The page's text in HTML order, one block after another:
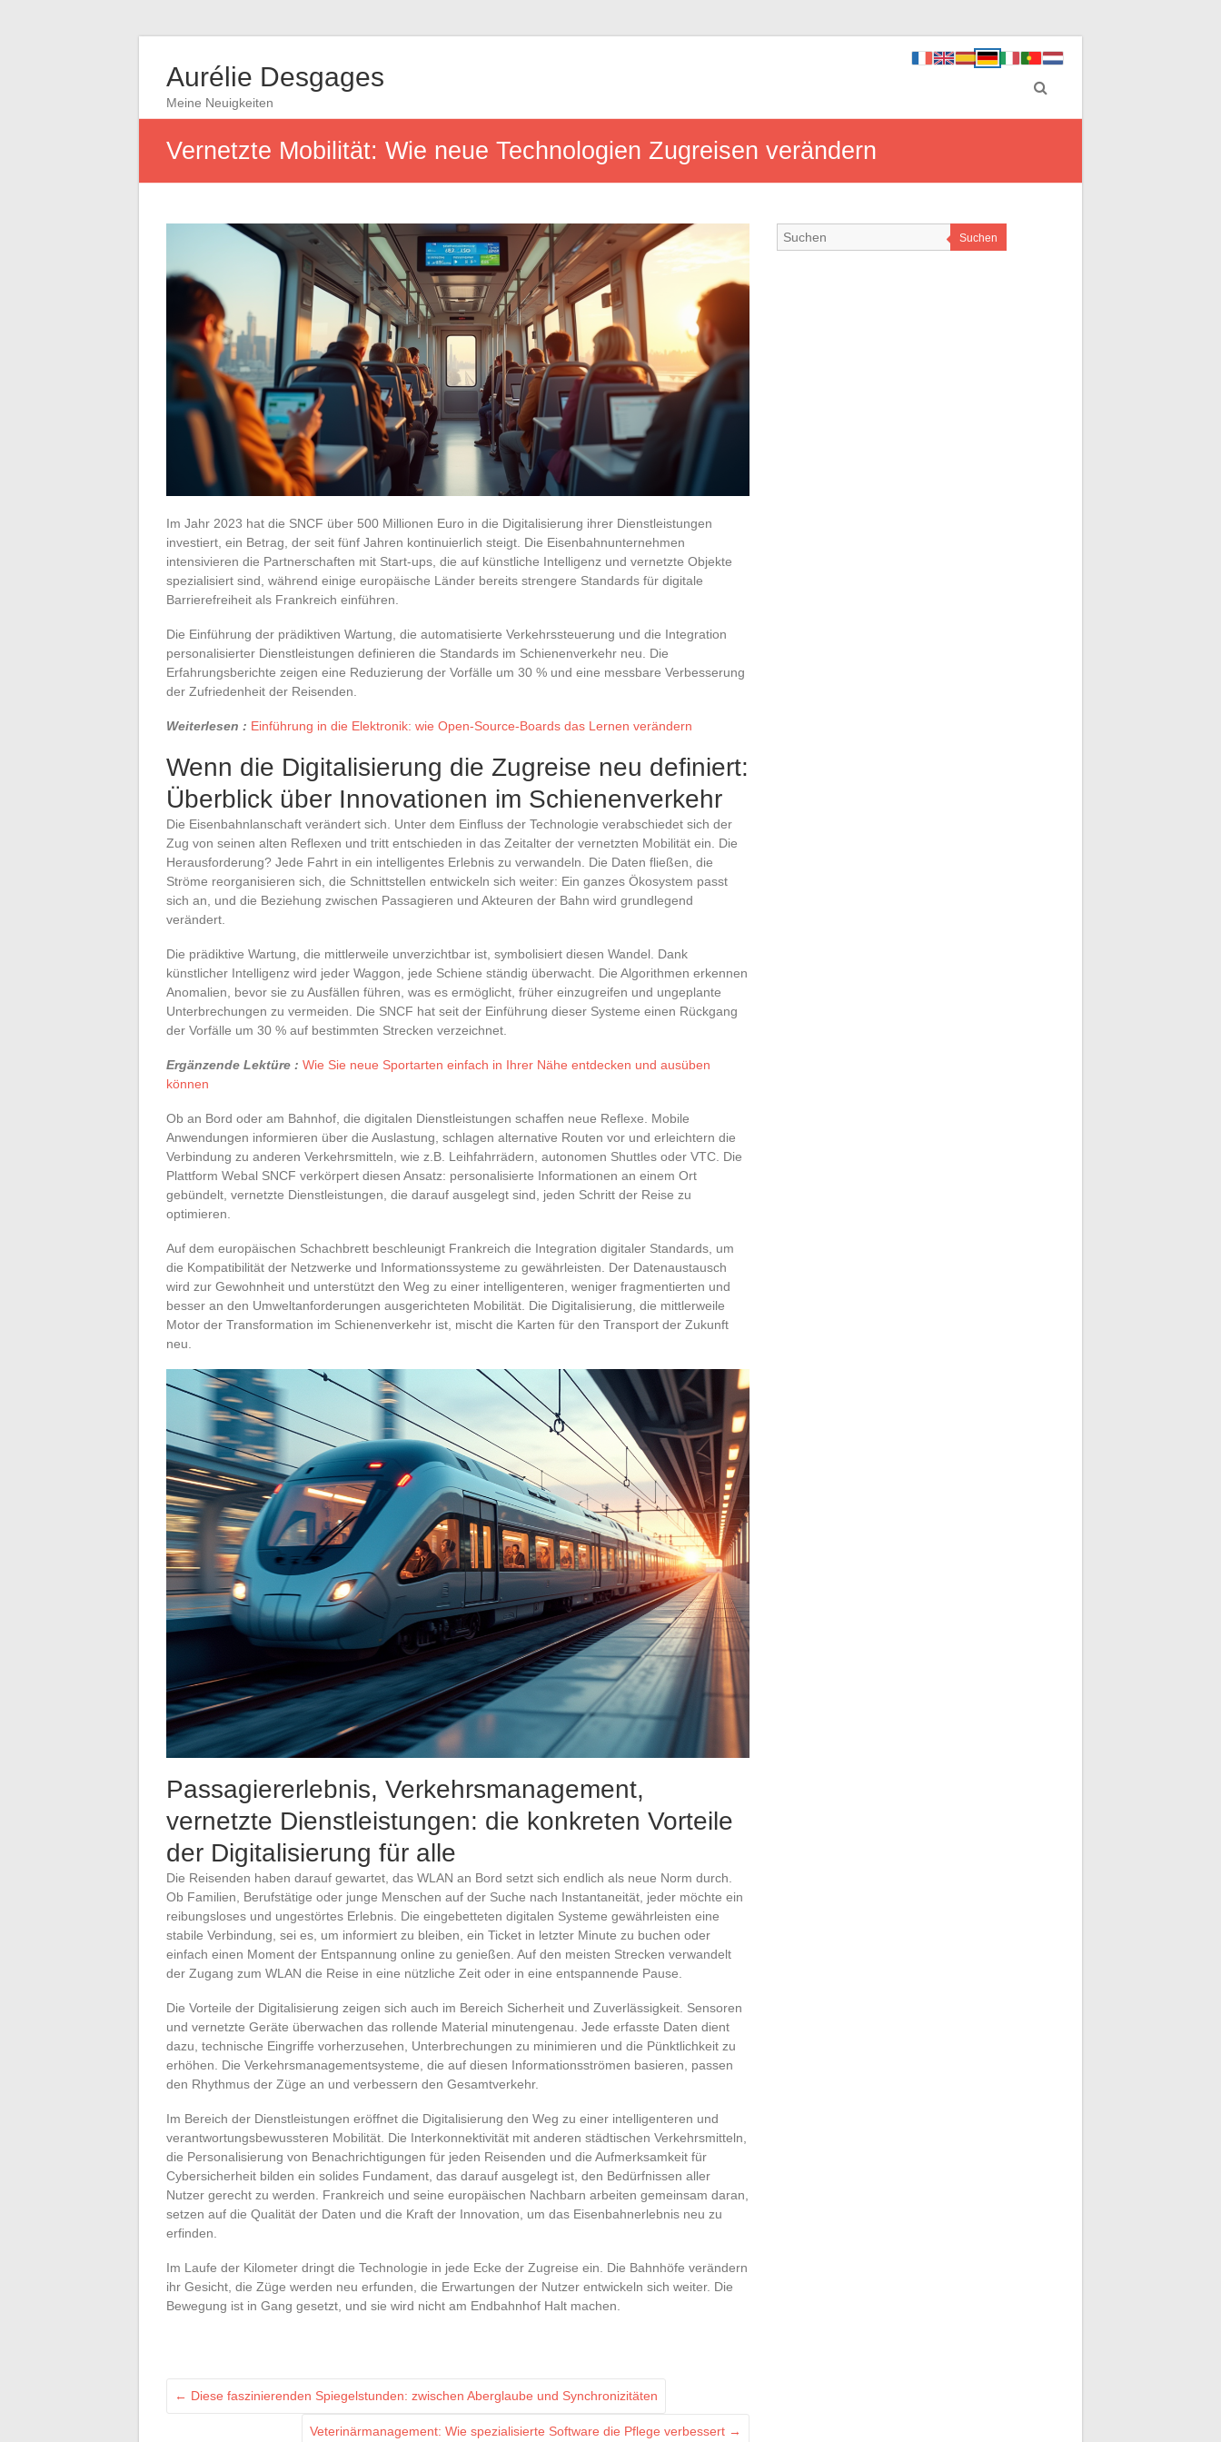
Aurélie Desgages
Meine Neuigkeiten
Vernetzte Mobilität: Wie neue Technologien Zugreisen verändern
Im Jahr 2023 hat die SNCF über 500 Millionen Euro in die Digitalisierung ihrer Dienstleistungen
investiert, ein Betrag, der seit fünf Jahren kontinuierlich steigt. Die Eisenbahnunternehmen
intensivieren die Partnerschaften mit Start-ups, die auf künstliche Intelligenz und vernetzte Objekte
spezialisiert sind, während einige europäische Länder bereits strengere Standards für digitale
Barrierefreiheit als Frankreich einführen.
Die Einführung der prädiktiven Wartung, die automatisierte Verkehrssteuerung und die Integration
personalisierter Dienstleistungen definieren die Standards im Schienenverkehr neu. Die
Erfahrungsberichte zeigen eine Reduzierung der Vorfälle um 30 % und eine messbare Verbesserung
der Zufriedenheit der Reisenden.
Weiterlesen : Einführung in die Elektronik: wie Open-Source-Boards das Lernen verändern
Wenn die Digitalisierung die Zugreise neu definiert:
Überblick über Innovationen im Schienenverkehr
Die Eisenbahnlanschaft verändert sich. Unter dem Einfluss der Technologie verabschiedet sich der
Zug von seinen alten Reflexen und tritt entschieden in das Zeitalter der vernetzten Mobilität ein. Die
Herausforderung? Jede Fahrt in ein intelligentes Erlebnis zu verwandeln. Die Daten fließen, die
Ströme reorganisieren sich, die Schnittstellen entwickeln sich weiter: Ein ganzes Ökosystem passt
sich an, und die Beziehung zwischen Passagieren und Akteuren der Bahn wird grundlegend
verändert.
Die prädiktive Wartung, die mittlerweile unverzichtbar ist, symbolisiert diesen Wandel. Dank
künstlicher Intelligenz wird jeder Waggon, jede Schiene ständig überwacht. Die Algorithmen erkennen
Anomalien, bevor sie zu Ausfällen führen, was es ermöglicht, früher einzugreifen und ungeplante
Unterbrechungen zu vermeiden. Die SNCF hat seit der Einführung dieser Systeme einen Rückgang
der Vorfälle um 30 % auf bestimmten Strecken verzeichnet.
Ergänzende Lektüre : Wie Sie neue Sportarten einfach in Ihrer Nähe entdecken und ausüben
können
Ob an Bord oder am Bahnhof, die digitalen Dienstleistungen schaffen neue Reflexe. Mobile
Anwendungen informieren über die Auslastung, schlagen alternative Routen vor und erleichtern die
Verbindung zu anderen Verkehrsmitteln, wie z.B. Leihfahrrädern, autonomen Shuttles oder VTC. Die
Plattform Webal SNCF verkörpert diesen Ansatz: personalisierte Informationen an einem Ort
gebündelt, vernetzte Dienstleistungen, die darauf ausgelegt sind, jeden Schritt der Reise zu
optimieren.
Auf dem europäischen Schachbrett beschleunigt Frankreich die Integration digitaler Standards, um
die Kompatibilität der Netzwerke und Informationssysteme zu gewährleisten. Der Datenaustausch
wird zur Gewohnheit und unterstützt den Weg zu einer intelligenteren, weniger fragmentierten und
besser an den Umweltanforderungen ausgerichteten Mobilität. Die Digitalisierung, die mittlerweile
Motor der Transformation im Schienenverkehr ist, mischt die Karten für den Transport der Zukunft
neu.
Passagiererlebnis, Verkehrsmanagement,
vernetzte Dienstleistungen: die konkreten Vorteile
der Digitalisierung für alle
Die Reisenden haben darauf gewartet, das WLAN an Bord setzt sich endlich als neue Norm durch.
Ob Familien, Berufstätige oder junge Menschen auf der Suche nach Instantaneität, jeder möchte ein
reibungsloses und ungestörtes Erlebnis. Die eingebetteten digitalen Systeme gewährleisten eine
stabile Verbindung, sei es, um informiert zu bleiben, ein Ticket in letzter Minute zu buchen oder
einfach einen Moment der Entspannung online zu genießen. Auf den meisten Strecken verwandelt
der Zugang zum WLAN die Reise in eine nützliche Zeit oder in eine entspannende Pause.
Die Vorteile der Digitalisierung zeigen sich auch im Bereich Sicherheit und Zuverlässigkeit. Sensoren
und vernetzte Geräte überwachen das rollende Material minutengenau. Jede erfasste Daten dient
dazu, technische Eingriffe vorherzusehen, Unterbrechungen zu minimieren und die Pünktlichkeit zu
erhöhen. Die Verkehrsmanagementsysteme, die auf diesen Informationsströmen basieren, passen
den Rhythmus der Züge an und verbessern den Gesamtverkehr.
Im Bereich der Dienstleistungen eröffnet die Digitalisierung den Weg zu einer intelligenteren und
verantwortungsbewussteren Mobilität. Die Interkonnektivität mit anderen städtischen Verkehrsmitteln,
die Personalisierung von Benachrichtigungen für jeden Reisenden und die Aufmerksamkeit für
Cybersicherheit bilden ein solides Fundament, das darauf ausgelegt ist, den Bedürfnissen aller
Nutzer gerecht zu werden. Frankreich und seine europäischen Nachbarn arbeiten gemeinsam daran,
setzen auf die Qualität der Daten und die Kraft der Innovation, um das Eisenbahnerlebnis neu zu
erfinden.
Im Laufe der Kilometer dringt die Technologie in jede Ecke der Zugreise ein. Die Bahnhöfe verändern
ihr Gesicht, die Züge werden neu erfunden, die Erwartungen der Nutzer entwickeln sich weiter. Die
Bewegung ist in Gang gesetzt, und sie wird nicht am Endbahnhof Halt machen.
← Diese faszinierenden Spiegelstunden: zwischen Aberglaube und Synchronizitäten
Veterinärmanagement: Wie spezialisierte Software die Pflege verbessert →
Suchen